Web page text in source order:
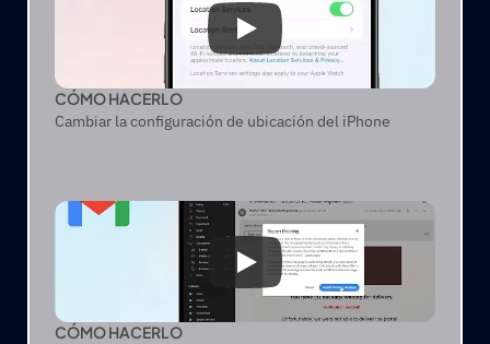
CÓMO HACERLO
Cambiar la configuración de ubicación del iPhone
CÓMO HACERLO